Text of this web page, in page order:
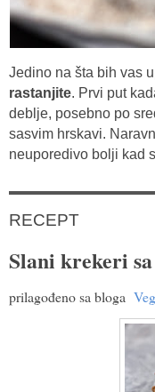
Jedino na šta bih vas
rastanjite. Prvi put
deblje, posebno po
sasvim hrskavi.
neuporedivo bolji kad
RECEPT
Slani krekeri
prilagođeno sa bloga